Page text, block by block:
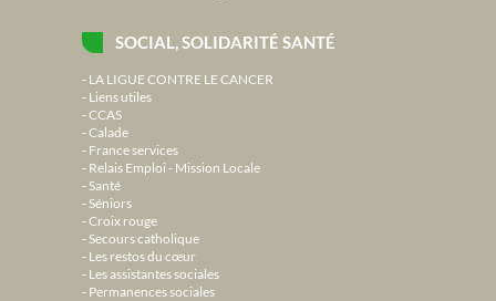
SOCIAL, SOLIDARITÉ SANTÉ
LA LIGUE CONTRE LE CANCER
Liens utiles
CCAS
Calade
France services
Relais Emploi - Mission Locale
Santé
Séniors
Croix rouge
Secours catholique
Les restos du cœur
Les assistantes sociales
Permanences sociales